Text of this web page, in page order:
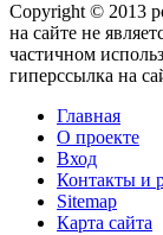
Copyright © 2013
на сайте не
частичном
гиперссылка на
Главная
О проекте
Вход
Контакты и
Sitemap
Карта сайта